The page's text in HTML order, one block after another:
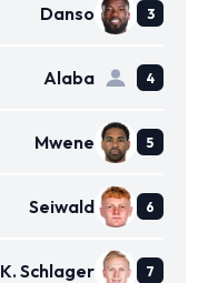
Danso
Alaba
Mwene
Seiwald
K. Schlager